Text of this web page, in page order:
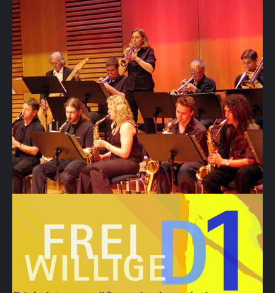
Veranstaltungen